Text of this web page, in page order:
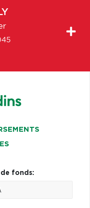
de fonds: